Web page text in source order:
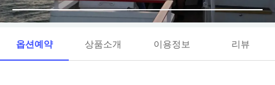
옵션예약 상품소개 이용정보 리뷰